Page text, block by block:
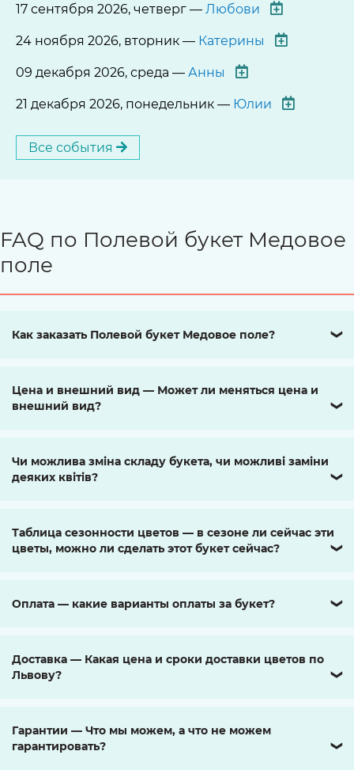
17 сентября 2026, четверг — Любови
24 ноября 2026, вторник — Катерины
09 декабря 2026, среда — Анны
21 декабря 2026, понедельник — Юлии
Все события
FAQ по Полевой букет Медовое
поле
Как заказать Полевой букет Медовое поле? ❯
Цена и внешний вид — Может ли меняться цена и
внешний вид?
❯
Чи можлива зміна складу букета, чи можливі заміни
деяких квітів?
❯
Таблица сезонности цветов — в сезоне ли сейчас эти
цветы, можно ли сделать этот букет сейчас?
❯
Оплата — какие варианты оплаты за букет? ❯
Доставка — Какая цена и сроки доставки цветов по
Львову?
❯
Гарантии — Что мы можем, а что не можем
гарантировать?
❯